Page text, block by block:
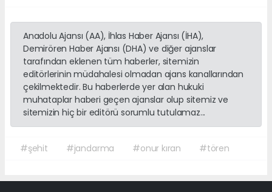
Anadolu Ajansı (AA), İhlas Haber Ajansı (İHA),
Demirören Haber Ajansı (DHA) ve diğer ajanslar
tarafından eklenen tüm haberler, sitemizin
editörlerinin müdahalesi olmadan ajans kanallarından
çekilmektedir. Bu haberlerde yer alan hukuki
muhataplar haberi geçen ajanslar olup sitemiz ve
sitemizin hiç bir editörü sorumlu tutulamaz...
#şehit #jandarma #onur kıran #tören